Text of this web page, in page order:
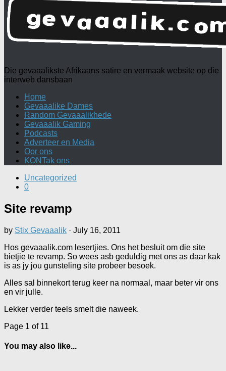
Die gevaaalikste Afrikaans satire en vermaak website op die
interweb dansbaan
Home
Gevaaalike Dames
Random Gevaaalikhede
Gevaaalik Gaming
Podcasts
Adverteer en Media
Oor ons
KONTak ons
Uncategorized
0
Site revamp
by Stix Gevaaalik · July 16, 2011
Hos gevaaalik.com lesertjies. Ons het besluit om die site
bietjie te revamp. So wees asb geduldig met ons as daar kak
is as jy jou gunsteling site probeer besoek.
Alles sal binnekort terug keer na normaal, maar beter vir ons
en vir julle.
Lekker verder teels smelt die naweek.
Page 1 of 11
You may also like...